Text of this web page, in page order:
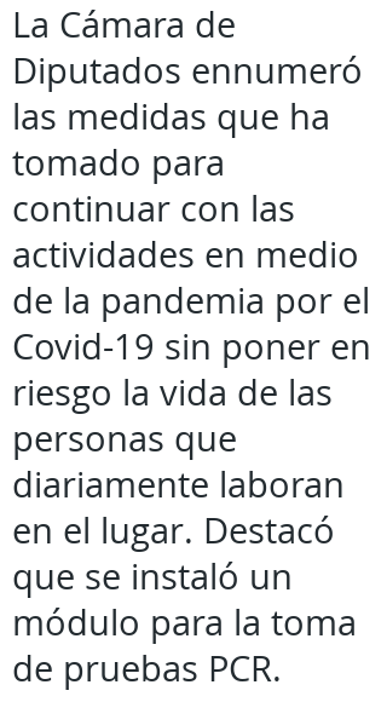
La Cámara de
Diputados ennumeró
las medidas que ha
tomado para
continuar con las
actividades en medio
de la pandemia por el
Covid-19 sin poner en
riesgo la vida de las
personas que
diariamente laboran
en el lugar. Destacó
que se instaló un
módulo para la toma
de pruebas PCR.